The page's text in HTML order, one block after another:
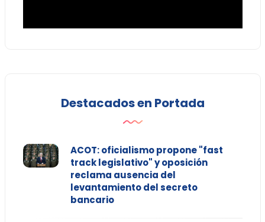
Destacados en Portada
ACOT: oficialismo propone "fast
track legislativo" y oposición
reclama ausencia del
levantamiento del secreto
bancario